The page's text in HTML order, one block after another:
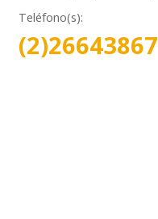
Teléfono(s):
(2)26643867